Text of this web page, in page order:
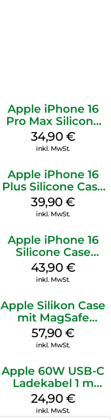
Apple iPhone 16
Pro Max Silicone
Case MagSafe
Denim
34,90 €
inkl. MwSt.
Apple iPhone 16
Plus Silicone Case
MagSafe Plum
39,90€
inkl. MwSt.
Apple iPhone 16
Silicone Case
MagSafe Plum
43,90 €
inkl. MwSt.
Apple Silikon Case
mit MagSafe
iPhone 14 Pro
(PRODUCT)RED
57,90€
inkl. MwSt.
Apple 60W USB-C
Ladekabel 1 m
Weiß
24,90 €
inkl. MwSt.